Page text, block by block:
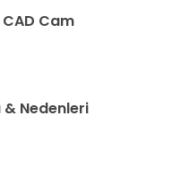
Cam
& Nedenleri